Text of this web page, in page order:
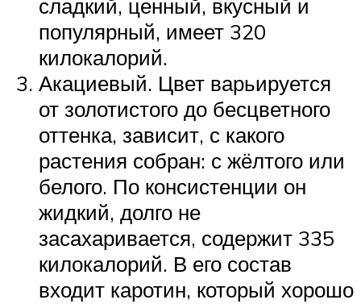
сладкий, ценный, вкусный и
популярный, имеет 320
килокалорий.
Акациевый. Цвет варьируется
от золотистого до бесцветного
оттенка, зависит, с какого
растения собран: с жёлтого или
белого. По консистенции он
жидкий, долго не
засахаривается, содержит 335
килокалорий. В его состав
входит каротин, который хорошо